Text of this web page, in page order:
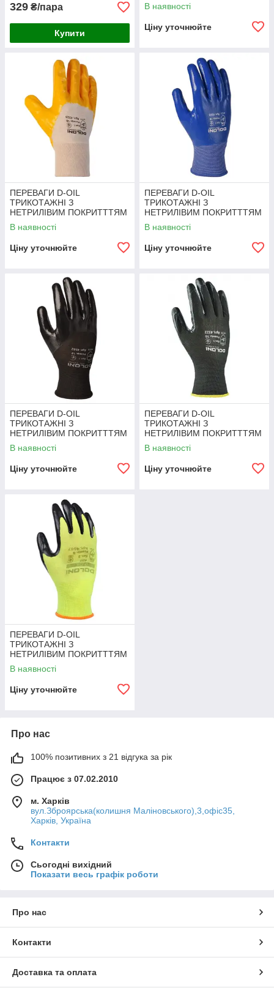
329 ₴/пара
Купити
В наявності
Ціну уточнюйте
ПЕРЕВАГИ D-OIL
ТРИКОТАЖНІ З
НЕТРИЛІВИМ ПОКРИТТТЯМ
В наявності
Ціну уточнюйте
ПЕРЕВАГИ D-OIL
ТРИКОТАЖНІ З
НЕТРИЛІВИМ ПОКРИТТТЯМ
В наявності
Ціну уточнюйте
ПЕРЕВАГИ D-OIL
ТРИКОТАЖНІ З
НЕТРИЛІВИМ ПОКРИТТТЯМ
В наявності
Ціну уточнюйте
ПЕРЕВАГИ D-OIL
ТРИКОТАЖНІ З
НЕТРИЛІВИМ ПОКРИТТТЯМ
В наявності
Ціну уточнюйте
ПЕРЕВАГИ D-OIL
ТРИКОТАЖНІ З
НЕТРИЛІВИМ ПОКРИТТТЯМ
4587
В наявності
Ціну уточнюйте
Про нас
100% позитивних з 21 відгука за рік
Працює з 07.02.2010
м. Харків
вул.Зброярська(колишня Маліновського),3,офіс35,
Харків, Україна
Контакти
Сьогодні вихідний
Показати весь графік роботи
Про нас
Контакти
Доставка та оплата